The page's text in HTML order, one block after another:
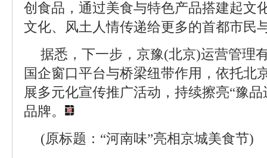
创食品，通过美食与特色产品搭建起文
文化、风土人情传递给更多的首都市民
据悉，下一步，京豫(北京)运营管理
国企窗口平台与桥梁纽带作用，依托北
展多元化宣传推广活动，持续擦亮“豫
品牌。
(原标题：“河南味”亮相京城美食节)